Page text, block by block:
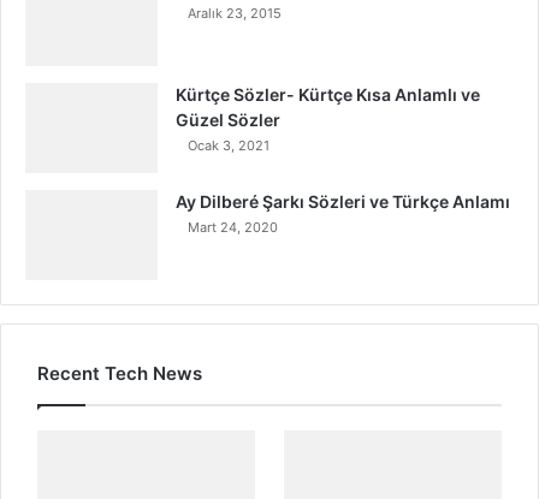
Aralık 23, 2015
Kürtçe Sözler- Kürtçe Kısa Anlamlı ve
Güzel Sözler
Ocak 3, 2021
Ay Dilberé Şarkı Sözleri ve Türkçe Anlamı
Mart 24, 2020
Recent Tech News